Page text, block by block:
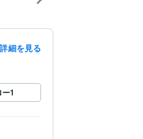
細を見る
ー1